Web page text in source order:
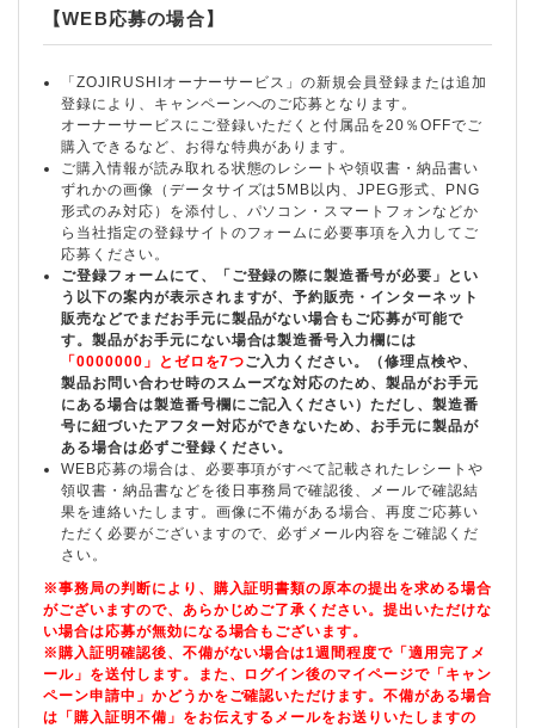
【WEB応募の場合】
「ZOJIRUSHIオーナーサービス」の新規会員登録または追加
登録により、キャンペーンへのご応募となります。
オーナーサービスにご登録いただくと付属品を20％OFFでご
購入できるなど、お得な特典があります。
ご購入情報が読み取れる状態のレシートや領収書・納品書い
ずれかの画像（データサイズは5MB以内、JPEG形式、PNG
形式のみ対応）を添付し、パソコン・スマートフォンなどか
ら当社指定の登録サイトのフォームに必要事項を入力してご
応募ください。
ご登録フォームにて、「ご登録の際に製造番号が必要」とい
う以下の案内が表示されますが、予約販売・インターネット
販売などでまだお手元に製品がない場合もご応募が可能で
す。製品がお手元にない場合は製造番号入力欄には
「0000000」とゼロを7つご入力ください。（修理点検や、
製品お問い合わせ時のスムーズな対応のため、製品がお手元
にある場合は製造番号欄にご記入ください）ただし、製造番
号に紐づいたアフター対応ができないため、お手元に製品が
ある場合は必ずご登録ください。
WEB応募の場合は、必要事項がすべて記載されたレシートや
領収書・納品書などを後日事務局で確認後、メールで確認結
果を連絡いたします。画像に不備がある場合、再度ご応募い
ただく必要がございますので、必ずメール内容をご確認くだ
さい。
※事務局の判断により、購入証明書類の原本の提出を求める場合
がございますので、あらかじめご了承ください。提出いただけな
い場合は応募が無効になる場合もございます。
※購入証明確認後、不備がない場合は1週間程度で「適用完了メ
ール」を送付します。また、ログイン後のマイページで「キャン
ペーン申請中」かどうかをご確認いただけます。不備がある場合
は「購入証明不備」をお伝えするメールをお送りいたしますの